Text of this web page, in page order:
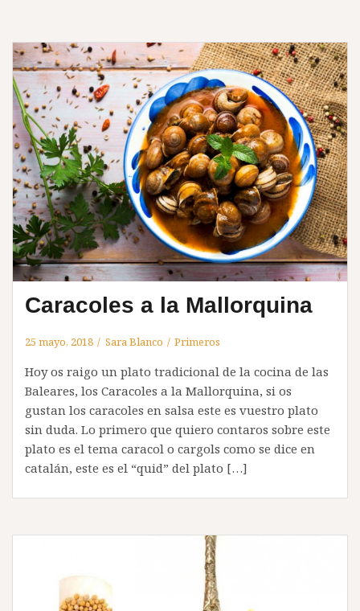
Caracoles a la Mallorquina
25 mayo, 2018 Sara Blanco Primeros
Hoy os raigo un plato tradicional de la cocina de las
Baleares, los Caracoles a la Mallorquina, si os
gustan los caracoles en salsa este es vuestro plato
sin duda. Lo primero que quiero contaros sobre este
plato es el tema caracol o cargols como se dice en
catalán, este es el “quid” del plato […]